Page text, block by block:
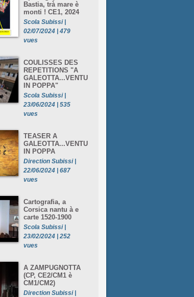
Bastia, trà mare è
monti ! CE1, 2024
Scola Subissi |
02/07/2024 | 479
vues
COULISSES DES
REPETITIONS "A
GALEOTTA...VENTU
IN POPPA"
Scola Subissi |
23/06/2024 | 535
vues
TEASER A
GALEOTTA...VENTU
IN POPPA
Direction Subissi |
22/06/2024 | 687
vues
Cartografia, a
Corsica nantu à e
carte 1520-1900
Scola Subissi |
23/02/2024 | 252
vues
A ZAMPUGNOTTA
(CP, CE2/CM1 è
CM1/CM2)
Direction Subissi |